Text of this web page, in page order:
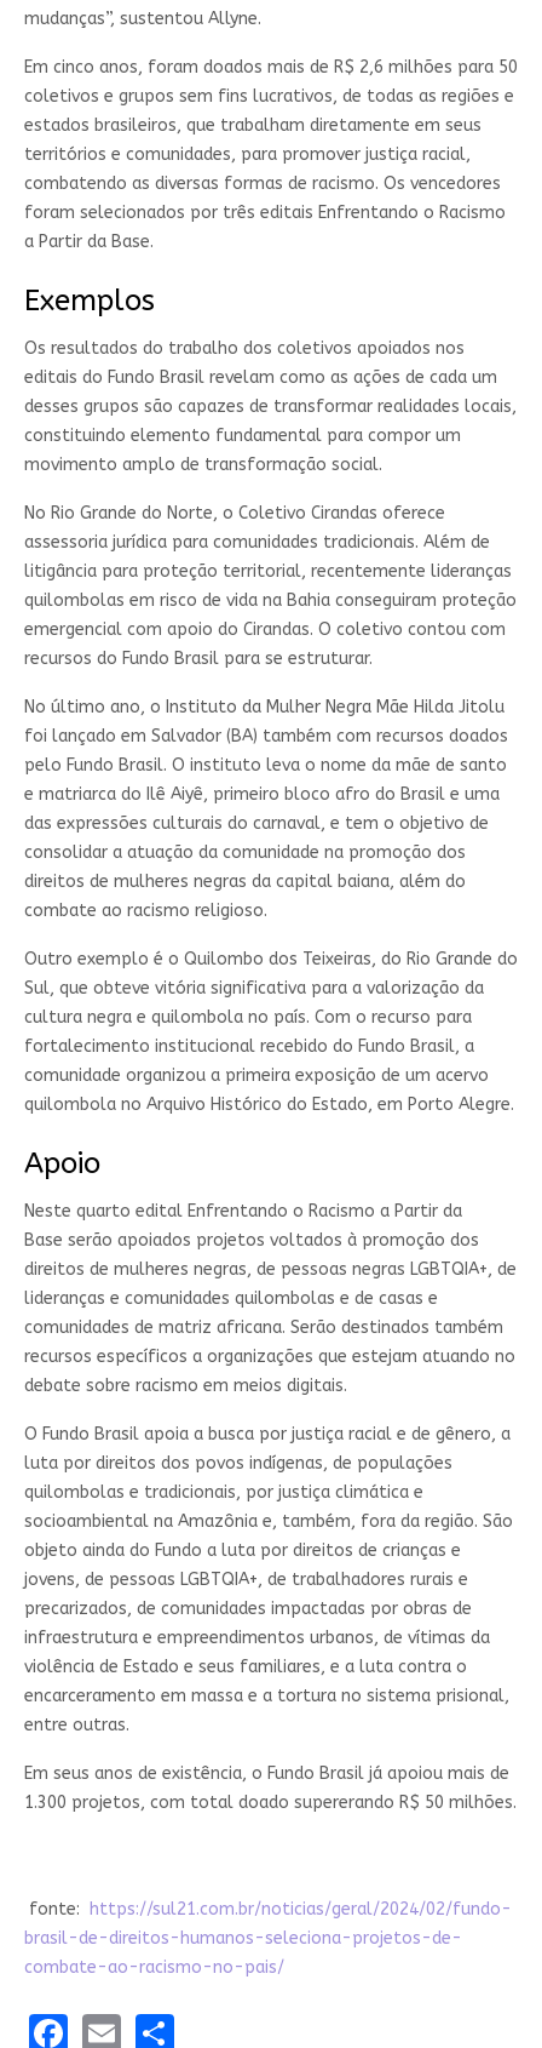
mudanças”, sustentou Allyne.
Em cinco anos, foram doados mais de R$ 2,6 milhões para 50
coletivos e grupos sem fins lucrativos, de todas as regiões e
estados brasileiros, que trabalham diretamente em seus
territórios e comunidades, para promover justiça racial,
combatendo as diversas formas de racismo. Os vencedores
foram selecionados por três editais Enfrentando o Racismo
a Partir da Base.
Exemplos
Os resultados do trabalho dos coletivos apoiados nos
editais do Fundo Brasil revelam como as ações de cada um
desses grupos são capazes de transformar realidades locais,
constituindo elemento fundamental para compor um
movimento amplo de transformação social.
No Rio Grande do Norte, o Coletivo Cirandas oferece
assessoria jurídica para comunidades tradicionais. Além de
litigância para proteção territorial, recentemente lideranças
quilombolas em risco de vida na Bahia conseguiram proteção
emergencial com apoio do Cirandas. O coletivo contou com
recursos do Fundo Brasil para se estruturar.
No último ano, o Instituto da Mulher Negra Mãe Hilda Jitolu
foi lançado em Salvador (BA) também com recursos doados
pelo Fundo Brasil. O instituto leva o nome da mãe de santo
e matriarca do Ilê Aiyê, primeiro bloco afro do Brasil e uma
das expressões culturais do carnaval, e tem o objetivo de
consolidar a atuação da comunidade na promoção dos
direitos de mulheres negras da capital baiana, além do
combate ao racismo religioso.
Outro exemplo é o Quilombo dos Teixeiras, do Rio Grande do
Sul, que obteve vitória significativa para a valorização da
cultura negra e quilombola no país. Com o recurso para
fortalecimento institucional recebido do Fundo Brasil, a
comunidade organizou a primeira exposição de um acervo
quilombola no Arquivo Histórico do Estado, em Porto Alegre.
Apoio
Neste quarto edital Enfrentando o Racismo a Partir da
Base serão apoiados projetos voltados à promoção dos
direitos de mulheres negras, de pessoas negras LGBTQIA+, de
lideranças e comunidades quilombolas e de casas e
comunidades de matriz africana. Serão destinados também
recursos específicos a organizações que estejam atuando no
debate sobre racismo em meios digitais.
O Fundo Brasil apoia a busca por justiça racial e de gênero, a
luta por direitos dos povos indígenas, de populações
quilombolas e tradicionais, por justiça climática e
socioambiental na Amazônia e, também, fora da região. São
objeto ainda do Fundo a luta por direitos de crianças e
jovens, de pessoas LGBTQIA+, de trabalhadores rurais e
precarizados, de comunidades impactadas por obras de
infraestrutura e empreendimentos urbanos, de vítimas da
violência de Estado e seus familiares, e a luta contra o
encarceramento em massa e a tortura no sistema prisional,
entre outras.
Em seus anos de existência, o Fundo Brasil já apoiou mais de
1.300 projetos, com total doado supererando R$ 50 milhões.
fonte:
https://sul21.com.br/noticias/geral/2024/02/fundo-
brasil-de-direitos-humanos-seleciona-projetos-de-
combate-ao-racismo-no-pais/
Facebook
EmailShare